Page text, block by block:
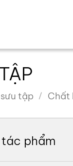
tập Chất
phẩm